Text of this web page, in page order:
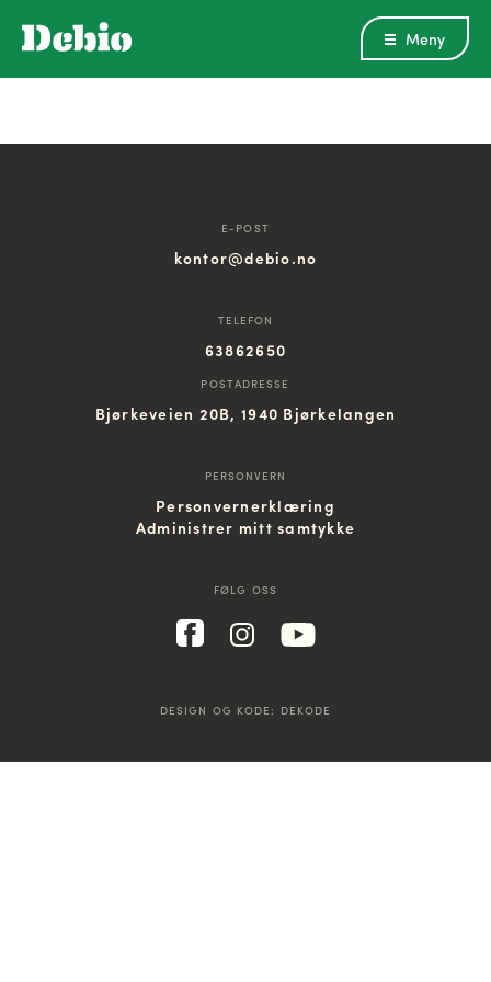
E-POST
kontor@debio.no
TELEFON
63862650
POSTADRESSE
Bjørkeveien 20B, 1940 Bjørkelangen
PERSONVERN
Personvernerklæring
Administrer mitt samtykke
FØLG OSS
DESIGN OG KODE: DEKODE
Meny